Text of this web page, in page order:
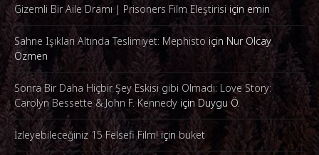
Gizemli Bir Aile Dramı | Prisoners Film Eleştirisi için emin
Sahne Işıkları Altında Teslimiyet: Mephisto için Nur Olcay
Özmen
Sonra Bir Daha Hiçbir Şey Eskisi gibi Olmadı: Love Story:
Carolyn Bessette & John F. Kennedy için Duygu Ö.
İzleyebileceğiniz 15 Felsefi Film!içinbuket